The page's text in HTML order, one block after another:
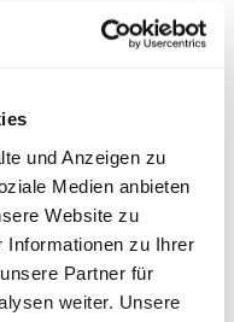
und Anzeigen zu
Medien anbieten
Website zu
Informationen zu Ihrer
Partner für
weiter. Unsere
Essen